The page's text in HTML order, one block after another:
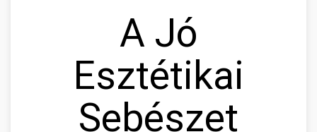
A Jó
Esztétikai
Sebészet